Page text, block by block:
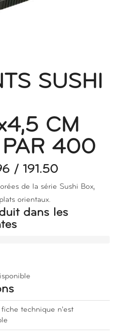
SUSHI
CM
PAR 400
/ 191.50
de la série Sushi Box,
orientaux.
dans les
fiche technique n'est